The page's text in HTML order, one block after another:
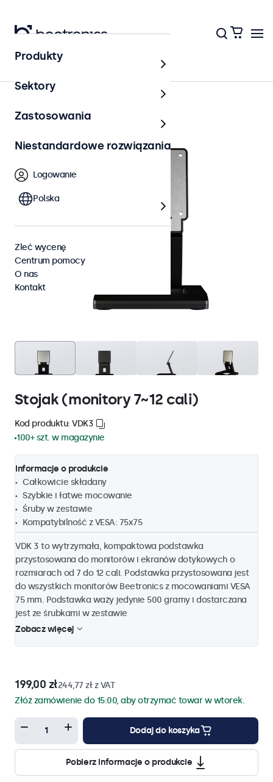
Stojak (monitory 7~12 cali)
Kod produktu: VDK3
100+ szt. w magazynie
Informacje o produkcie
Całkowicie składany
Szybkie i łatwe mocowanie
Śruby w zestawie
Kompatybilność z VESA: 75x75
VDK 3 to wytrzymała, kompaktowa podstawka
przystosowana do monitorów i ekranów dotykowych o
rozmiarach od 7 do 12 cali. Podstawka przystosowana jest
do wszystkich monitorów Beetronics z mocowaniami VESA
75 mm. Podstawka waży jedynie 500 gramy i dostarczana
jest ze śrubkami w zestawie
Zobacz więcej
199,00 zł244,77 zł z VAT
Złóż zamówienie do 15:00, aby otrzymać towar w wtorek.
Dodaj do koszyka
Pobierz informacje o produkcie
Produkty
Sektory
Zastosowania
Niestandardowe rozwiązania
Logowanie
Polska
Zleć wycenę
Centrum pomocy
O nas
Kontakt